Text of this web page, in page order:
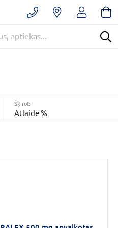
Šķirot:
Atlaide %